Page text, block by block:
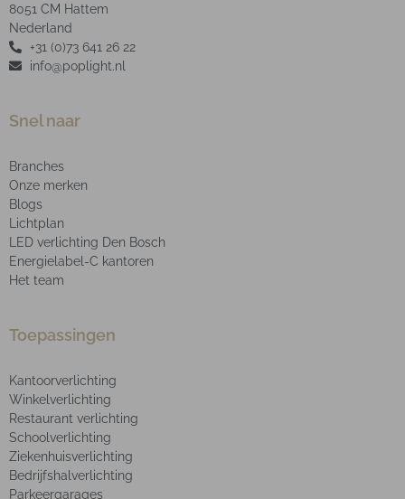
8051 CM Hattem
Nederland
+31 (0)73 641 26 22
info@poplight.nl
Snel naar
Branches
Onze merken
Blogs
Lichtplan
LED verlichting Den Bosch
Energielabel-C kantoren
Het team
Toepassingen
Kantoorverlichting
Winkelverlichting
Restaurant verlichting
Schoolverlichting
Ziekenhuisverlichting
Bedrijfshalverlichting
Parkeergarages